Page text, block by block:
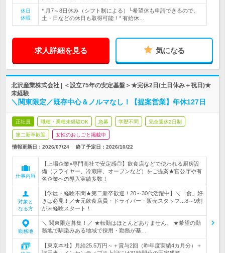
休日
休暇
* 月7～8日休み（シフト制による）└希望休も申請できるので、
土・日などの休日も取得可能！* 有給休…
求人詳細を見る 気になる
北沢産業株式会社 | ＜設立75年の安定基盤＞★完休2日(土日休み＋祝日)★
未経験
＼関東限定／既存中心＆ノルマなし！【提案営業】年休127日
正社員 職種・業種未経験OK 急募 学歴不問 完全週休2日制
第二新卒歓迎 女性のおしごと掲載中
情報更新日：2026/07/24 終了予定日： 2026/10/22
仕事内容
【上場企業×専門商社で安定感◎】飲食店などで使われる厨房設
備（フライヤー、冷蔵庫、オーブンなど）をご提案★官公庁や有
名企業への導入実績多数！
対象と
なる方
【学歴・経験不問★第二新卒歓迎！20～30代活躍中】＼「食」好
きは必見！／★元飲食店員・ドライバー・販売スタッフ…8～9割
が未経験スタート！
勤務地
＼ 関東限定募集！／ ★転勤はほとんどありません。 ★希望の勤
務地で馴染みある地域で採用・勤務が基…
【東京本社】月給25.5万円～＋賞与2回（昨年度実績4カ月分）＋